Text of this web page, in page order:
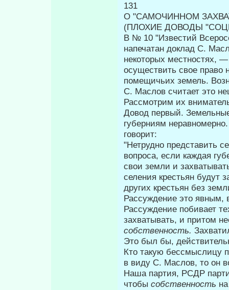
131
О "САМОЧИННОМ
(ПЛОХИЕ ДОВОДЫ
В № 10 "Известий
на­печатан доклад С.
некоторых ме­стностях,
осуществить свое
помещичьих земель.
С. Маслов считает это
Рассмотрим их
Довод первый.
губерниям
говорит:
"Нетрудно представить
вопроса, если каждая
свои земли и
селения крестьян будут
других крестьян без
Рассуждение это явным,
Рассуждение по­бивает
захватывать, и притом
собственность.
Это был бы,
Кто такую бессмыслицу
в виду С. Маслов, то он
Наша партия, РСДР
чтобы собственность на